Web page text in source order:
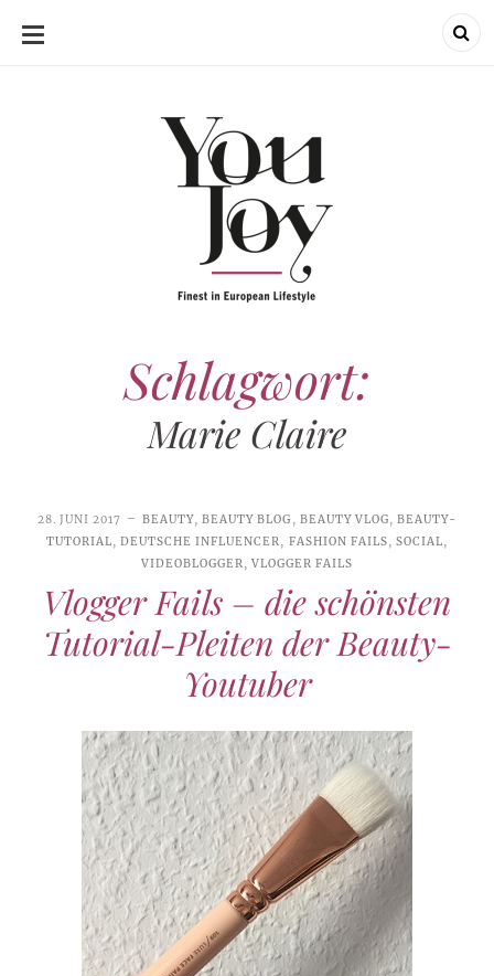
SKIP
Schlagwort:
Marie Claire
28. JUNI 2017 BEAUTY,BEAUTY BLOG , BEAUTY VLOG, BEAUTY-
TUTORIAL,DEUTSCHE INFLUENCER, FASHION FAILS, SOCIAL,
VIDEOBLOGGER, VLOGGER FAILS
Vlogger Fails – die schönsten
Tutorial-Pleiten der Beauty-
Youtuber